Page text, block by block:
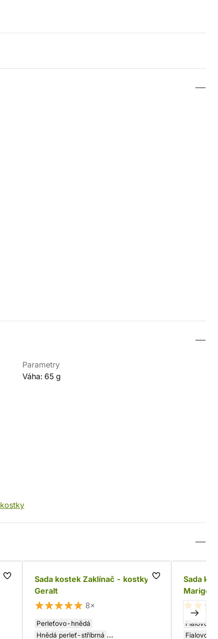
Parametry
Váha: 65 g
Sada kostek Zaklínač - kostky
Geralt
8×
Perleťovo-hnědá
Hnědá perleť-stříbrná
Sada
Marigold
Fialovo-
Fialovo-